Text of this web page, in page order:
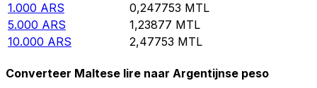
1.000 ARS 0,247753 MTL
5.000 ARS 1,23877 MTL
10.000 ARS 2,47753 MTL
Converteer Maltese lire naar Argentijnse peso